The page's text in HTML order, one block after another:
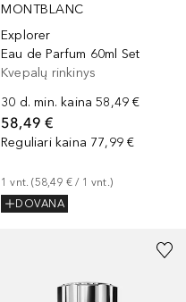
MONTBLANC
Explorer
Eau de Parfum 60ml Set
Kvepalų rinkinys
30 d. min. kaina 58,49 €
58,49 €
Reguliari kaina 77,99 €
1 vnt. (58,49 € / 1 vnt. )
DOVANA